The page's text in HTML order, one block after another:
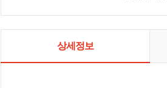
상세정보